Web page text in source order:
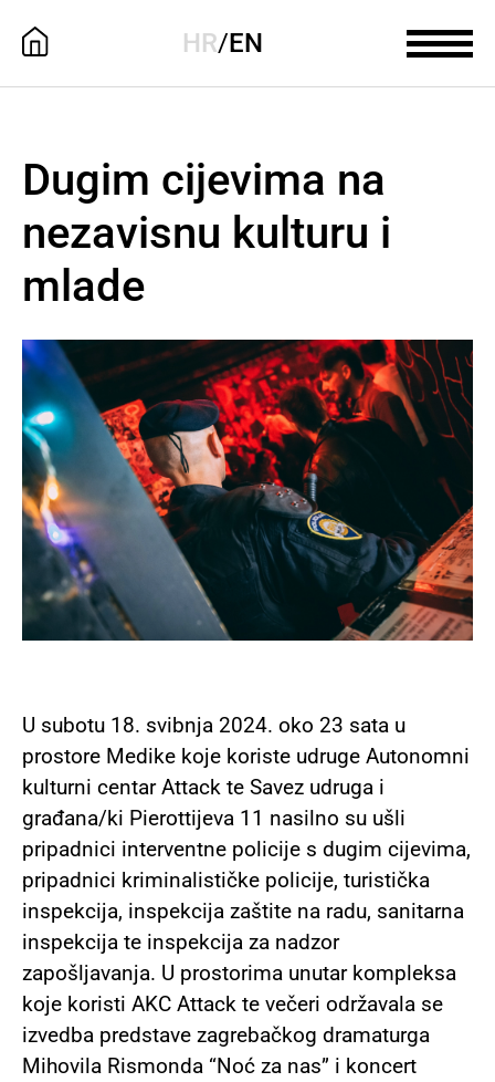
HR/EN
Dugim cijevima na
nezavisnu kulturu i
mlade
U subotu 18. svibnja 2024. oko 23 sata u
prostore Medike koje koriste udruge Autonomni
kulturni centar Attack te Savez udruga i
građana/ki Pierottijeva 11 nasilno su ušli
pripadnici interventne policije s dugim cijevima,
pripadnici kriminalističke policije, turistička
inspekcija, inspekcija zaštite na radu, sanitarna
inspekcija te inspekcija za nadzor
zapošljavanja. U prostorima unutar kompleksa
koje koristi AKC Attack te večeri održavala se
izvedba predstave zagrebačkog dramaturga
Mihovila Rismonda “Noć za nas” i koncert